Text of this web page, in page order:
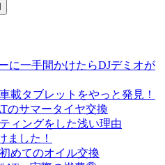
に一手間かけたらDJデミオが
載タブレットをやっと発見！
のサマータイヤ交換
ィングをした浅い理由
ました！
めてのオイル交換